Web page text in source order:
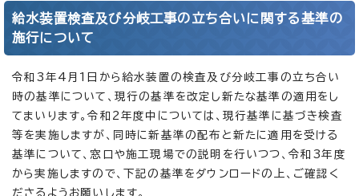
給水装置検査及び分岐工事の立ち合いに関する基準の
施行について
令和3年4月1日から給水装置の検査及び分岐工事の立ち合い
時の基準について、現行の基準を改定し新たな基準の適用をし
てまいります。令和2年度中については、現行基準に基づき検査
等を実施しますが、同時に新基準の配布と新たに適用を受ける
基準について、窓口や施工現場での説明を行いつつ、令和3年度
から実施しますので、下記の基準をダウンロードの上、ご確認く
ださるようお願いします。